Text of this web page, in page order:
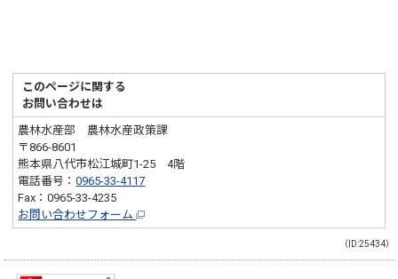
このページに関する
お問い合わせは
農林水産部 農林水産政策課
〒866-8601
熊本県八代市松江城町1-25 4階
電話番号：0965-33-4117
Fax：0965-33-4235
お問い合わせフォーム
（ID:25434）